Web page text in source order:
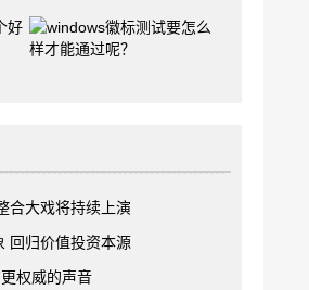
合大戏将持续上演
回归价值投资本源
权威的声音